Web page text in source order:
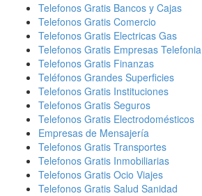
Telefonos Gratis Bancos y Cajas
Telefonos Gratis Comercio
Telefonos Gratis Electricas Gas
Telefonos Gratis Empresas Telefonia
Telefonos Gratis Finanzas
Teléfonos Grandes Superficies
Telefonos Gratis Instituciones
Telefonos Gratis Seguros
Telefonos Gratis Electrodomésticos
Empresas de Mensajería
Telefonos Gratis Transportes
Telefonos Gratis Inmobiliarias
Telefonos Gratis Ocio Viajes
Telefonos Gratis Salud Sanidad